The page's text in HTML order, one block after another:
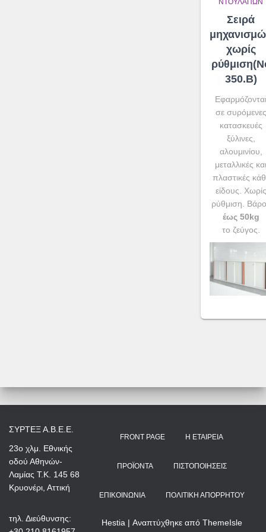
ΝΤΟΥΛΑΠΏΝ
Σειρά
χωρίς
350.Β)
Εφαρμόζονται
σε συρόμενες
κατασκευές
ξύλινες,
αλουμινίου,
μεταλλικές και
πλαστικές
είδους. Χωρίς
ρύθμιση.
έως 50kg
το ζεύγος.
ΣΥΡΤΕΞ Α.Β.Ε.Ε.
23ο χλμ. Εθνικής
οδού Αθηνών-
Λαμίας Τ.Κ. 145 68
Κρυονέρι, Αττική
τηλ. Διεύθυνσης:
FRONT PAGE Η ΕΤΑΙΡΕΊΑ
ΠΡΟΪΌΝΤΑ ΠΙΣΤΟΠΟΙΉΣΕΙΣ
ΕΠΙΚΟΙΝΩΝΊΑ ΠΟΛΙΤΙΚΉ ΑΠΟΡΡΉΤΟΥ
Hestia | Αναπτύχθηκε από ThemeIsle